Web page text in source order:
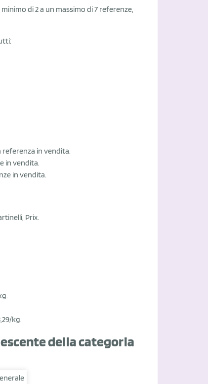
di 2 a un massimo di 7 referenze,
in vendita.
in vendita.
in vendita.
Prix.
kg.
della categoria